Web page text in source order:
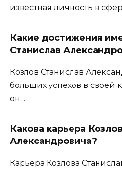
известная личность в
Какие достижения
Станислав
Козлов Станислав
больших успехов в своей
он…
Какова карьера
Александровича?
Карьера Козлова